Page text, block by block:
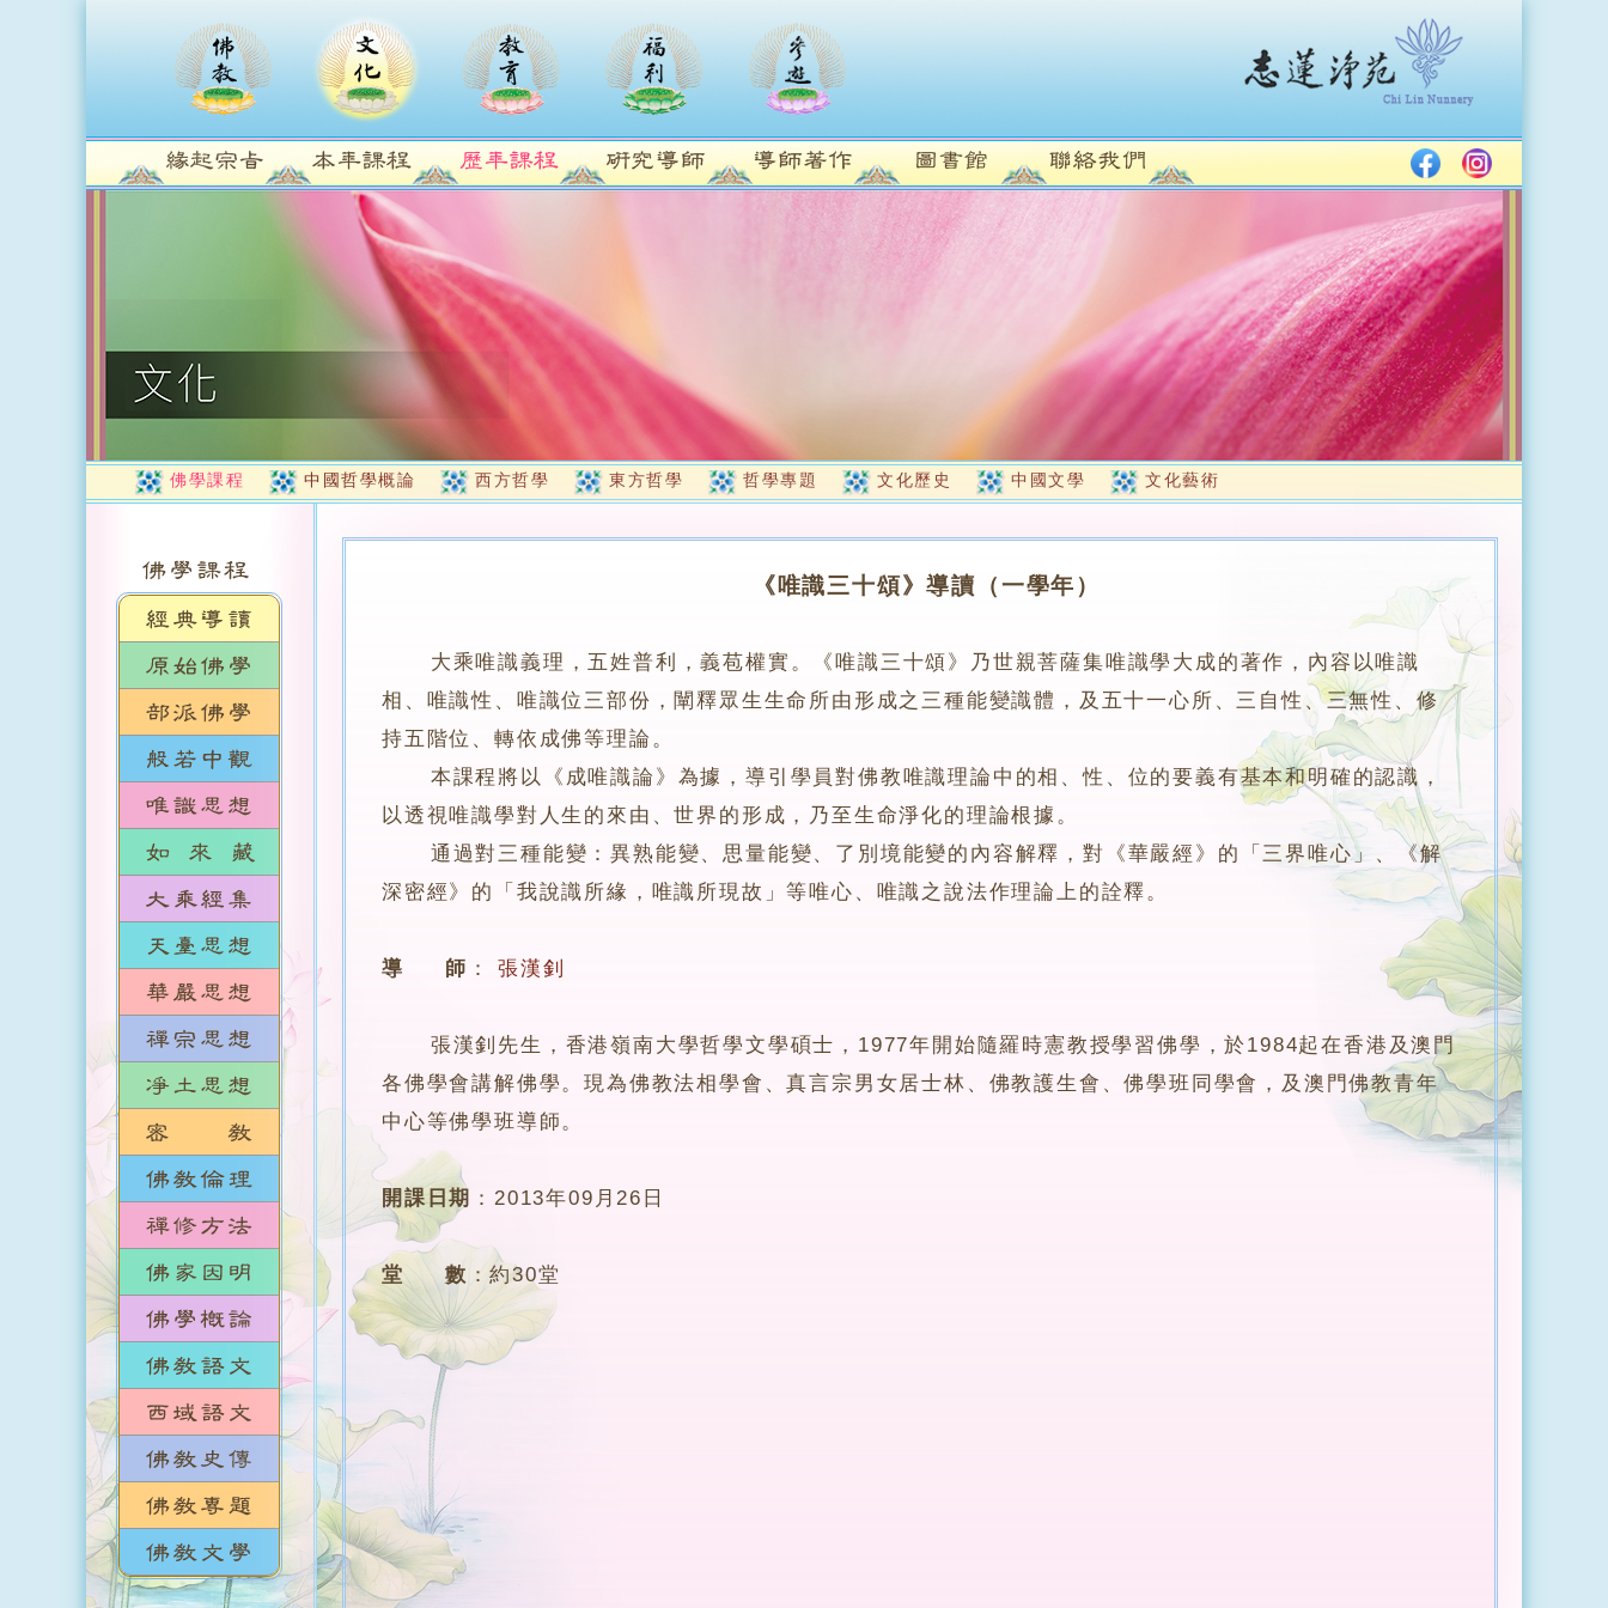
佛學課程 中國哲學概論 西方哲學 東方哲學 哲學專題 文化歷史 中國文學 文化藝術
《唯識三十頌》導讀（一學年）
大乘唯識義理，五姓普利，義苞權實。《唯識三十頌》乃世親菩薩集唯識學大成的著作，內容以唯識
相、唯識性、唯識位三部份，闡釋眾生生命所由形成之三種能變識體，及五十一心所、三自性、三無性、修
持五階位、轉依成佛等理論。
本課程將以《成唯識論》為據，導引學員對佛教唯識理論中的相、性、位的要義有基本和明確的認識，
以透視唯識學對人生的來由、世界的形成，乃至生命淨化的理論根據。
通過對三種能變：異熟能變、思量能變、了別境能變的內容解釋，對《華嚴經》的「三界唯心」、《解
深密經》的「我說識所緣，唯識所現故」等唯心、唯識之說法作理論上的詮釋。
導 師 ： 張漢釗
張漢釗先生，香港嶺南大學哲學文學碩士，1977年開始隨羅時憲教授學習佛學，於1984起在香港及澳門
各佛學會講解佛學。現為佛教法相學會、真言宗男女居士林、佛教護生會、佛學班同學會，及澳門佛教青年
中心等佛學班導師。
開課日期 ：2013年09月26日
堂 數 ：約30堂